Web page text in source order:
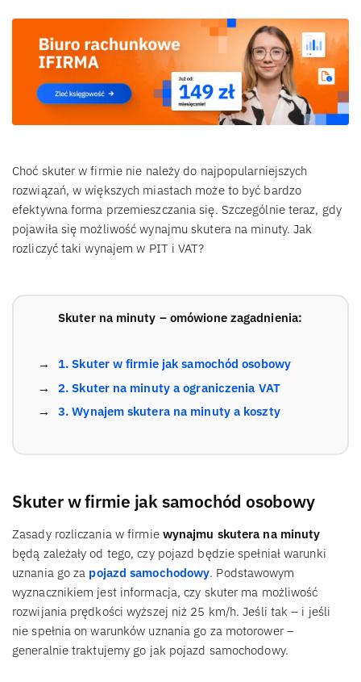
Choć skuter w firmie nie należy do najpopularniejszych
rozwiązań, w większych miastach może to być bardzo
efektywna forma przemieszczania się. Szczególnie teraz, gdy
pojawiła się możliwość wynajmu skutera na minuty. Jak
rozliczyć taki wynajem w PIT i VAT?
Skuter na minuty – omówione zagadnienia:
1. Skuter w firmie jak samochód osobowy
2. Skuter na minuty a ograniczenia VAT
3. Wynajem skutera na minuty a koszty
Skuter w firmie jak samochód osobowy
Zasady rozliczania w firmie wynajmu skutera na minuty
będą zależały od tego, czy pojazd będzie spełniał warunki
uznania go za pojazd samochodowy. Podstawowym
wyznacznikiem jest informacja, czy skuter ma możliwość
rozwijania prędkości wyższej niż 25 km/h. Jeśli tak – i jeśli
nie spełnia on warunków uznania go za motorower –
generalnie traktujemy go jak pojazd samochodowy.